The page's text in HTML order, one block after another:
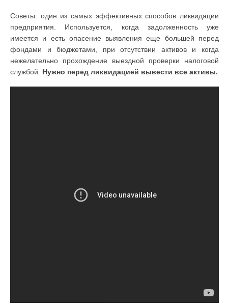
Советы: один из самых эффективных способов ликвидации
предприятия. Используется, когда задолженность уже
имеется и есть опасение выявления еще большей перед
фондами и бюджетами, при отсутствии активов и когда
нежелательно прохождение выездной проверки налоговой
службой. Нужно перед ликвидацией вывести все активы.